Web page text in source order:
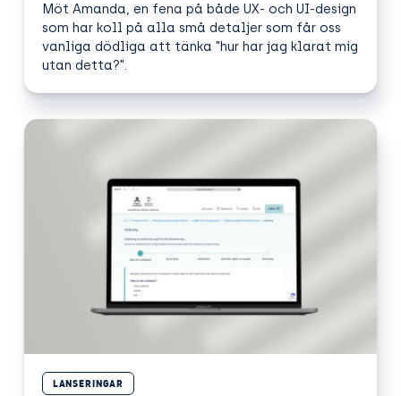
Möt Amanda, en fena på både UX- och UI-design
som har koll på alla små detaljer som får oss
vanliga dödliga att tänka "hur har jag klarat mig
utan detta?".
LANSERINGAR